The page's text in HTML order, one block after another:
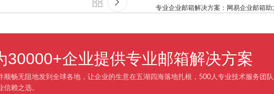
专业企业邮箱解决方案：网易企业邮箱助
30000+企业提供专业邮箱解决方案
顺畅无阻地发到全球各地，让企业的生意在五湖四海落地扎根，500人专业技术服务团
信赖之选。